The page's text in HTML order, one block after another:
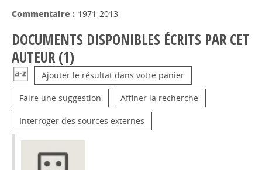
Commentaire : 1971-2013
DOCUMENTS DISPONIBLES ÉCRITS PAR CET
AUTEUR (1)
Ajouter le résultat dans votre panier
Faire une suggestion Affiner la recherche
Interroger des sources externes